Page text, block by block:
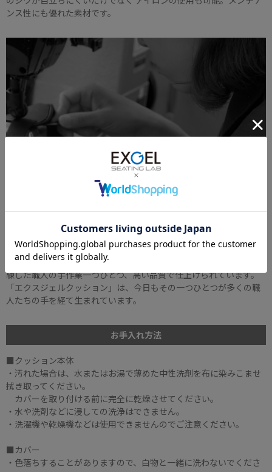
ンス性にも優れた素材です。
熟練職人の手から生まれるMade in Japan製品
ISO9001認証工場で作られる国内生産工場で製造された製品は、熟
練した職人の手作業一つひとつ、高い品質で仕上げられています。
「エクスジェルクッション」は、今日もその一つひとつが多くの職
人たちの手を経て生まれています。
お手入れ方法
■クッション本体
・汚れた場合は、水またはお湯で薄めた中性洗剤を布に染みこませ
拭き取ってください。
カバーを取り付ける前に完全に乾燥させてください。
・水や洗剤などに浸しての洗浄はできません。
・洗濯機や乾燥機などは使用できませんのでご注意ください。
■カバー
・色落ちすることがありますので、白物と一緒に洗わないでくださ